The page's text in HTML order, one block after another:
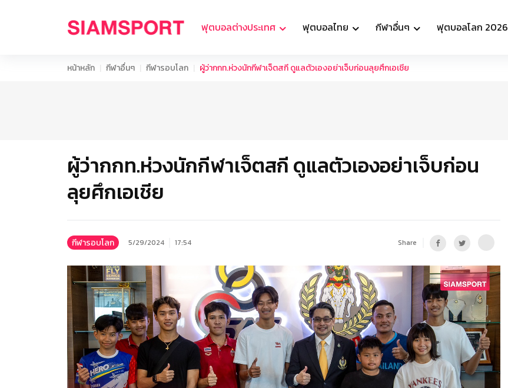
ฟุตบอลต่างประเทศ ฟุตบอลไทย กีฬาอื่นๆ ฟุตบอลโลก 2026
หน้าหลัก กีฬาอื่นๆ กีฬารอบโลก ผู้ว่ากกท.ห่วงนักกีฬาเจ็ตสกี ดูแลตัวเองอย่าเจ็บก่อนลุยศึกเอเชีย
ผู้ว่ากกท.ห่วงนักกีฬาเจ็ตสกี ดูแลตัวเองอย่าเจ็บก่อน
ลุยศึกเอเชีย
กีฬารอบโลก 5/29/2024 17:54 Share